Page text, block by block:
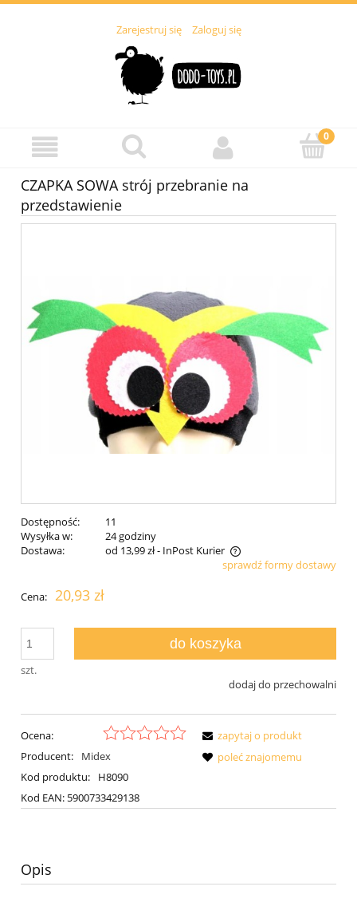
Zarejestruj się Zaloguj się
CZAPKA SOWA strój przebranie na
przedstawienie
Dostępność:
11
Wysyłka w:
24 godziny
Dostawa:
od 13,99 zł- InPost Kurier
Cena nie zawiera ewentualnych kosztów płatnościsprawdź formy dostawy
Cena: 20,93 zł
szt.
do koszyka
dodaj do przechowalni
Ocena:
Producent:
Midex
Kod produktu:
H8090
Kod EAN: 5900733429138
zapytaj o produkt
poleć znajomemu
Opis